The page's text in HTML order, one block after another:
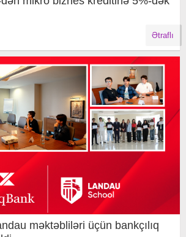
Ətraflı
məktəbliləri üçün bankçılıq